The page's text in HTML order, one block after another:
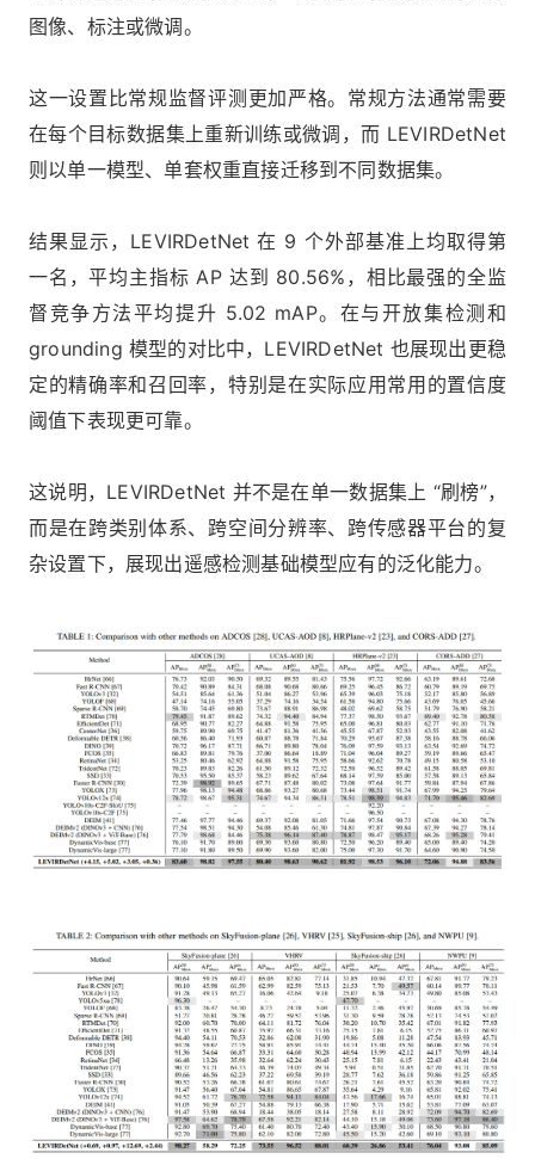
图像、标注或微调。
这一设置比常规监督评测更加严格。常规方法通常需要
在每个目标数据集上重新训练或微调，而 LEVIRDetNet
则以单一模型、单套权重直接迁移到不同数据集。
结果显示，LEVIRDetNet 在 9 个外部基准上均取得第
一名，平均主指标 AP 达到 80.56%，相比最强的全监
督竞争方法平均提升 5.02 mAP。在与开放集检测和
grounding 模型的对比中，LEVIRDetNet 也展现出更稳
定的精确率和召回率，特别是在实际应用常用的置信度
阈值下表现更可靠。
这说明，LEVIRDetNet 并不是在单一数据集上 “刷榜”，
而是在跨类别体系、跨空间分辨率、跨传感器平台的复
杂设置下，展现出遥感检测基础模型应有的泛化能力。